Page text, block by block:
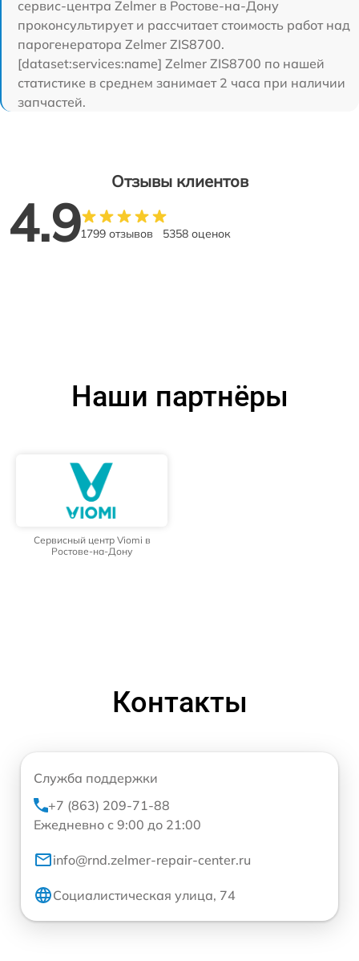
сервис-центра Zelmer в Ростове-на-Дону
проконсультирует и рассчитает стоимость работ над
парогенератора Zelmer ZIS8700.
[dataset:services:name] Zelmer ZIS8700 по нашей
статистике в среднем занимает 2 часа при наличии
запчастей.
Отзывы клиентов
4.91799 отзывов 5358 оценок
Наши партнёры
Сервисный центр Viomi в
Ростове-на-Дону
Контакты
Служба поддержки
+7 (863) 209-71-88
Ежедневно с 9:00 до 21:00
info@rnd.zelmer-repair-center.ru
Социалистическая улица, 74